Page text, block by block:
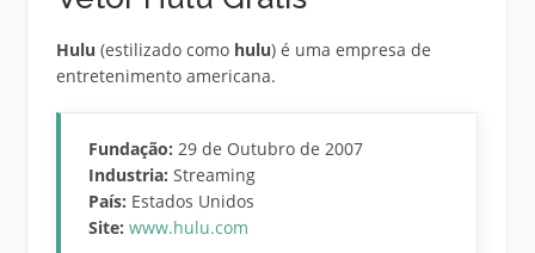
Hulu (estilizado como hulu) é uma empresa de
entretenimento americana.
Fundação: 29 de Outubro de 2007
Industria: Streaming
País: Estados Unidos
Site: www.hulu.com